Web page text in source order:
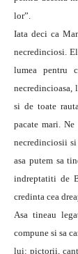
lor”.
Iata deci ca
necredinciosi.
lumea pentru
necredincioasa,
si de toate
pacate mari.
necredinciosii
asa putem sa
indreptatiti de
credinta cea
Asa tineau
compune si sa
lui: pictorii,